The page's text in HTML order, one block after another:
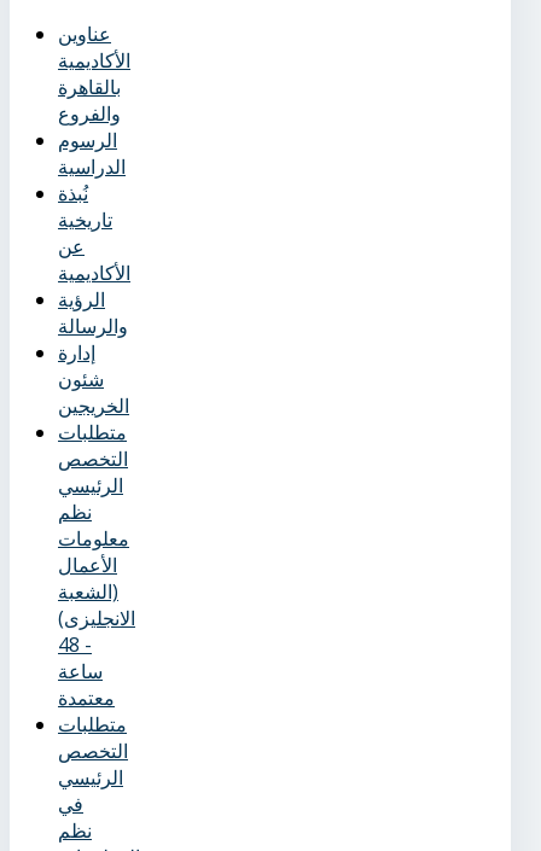
عناوين
الأكاديمية
بالقاهرة
والفروع
الرسوم
الدراسية
نُبذة
تاريخية
عن
الأكاديمية
الرؤية
والرسالة
إدارة
شئون
الخريجين
متطلبات
التخصص
الرئيسي
نظم
معلومات
الأعمال
(الشعبة
الانجليزى)
- 48
ساعة
معتمدة
متطلبات
التخصص
الرئيسي
في
نظم